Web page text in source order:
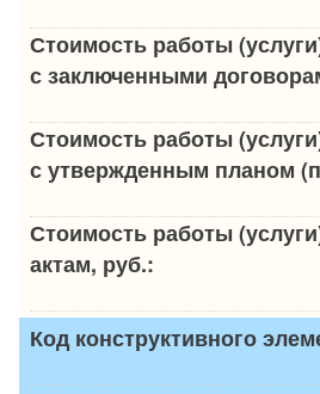
Стоимость работы
с заключенными
Стоимость работы
с утвержденным планом
Стоимость работы
актам, руб.:
Код конструктивного